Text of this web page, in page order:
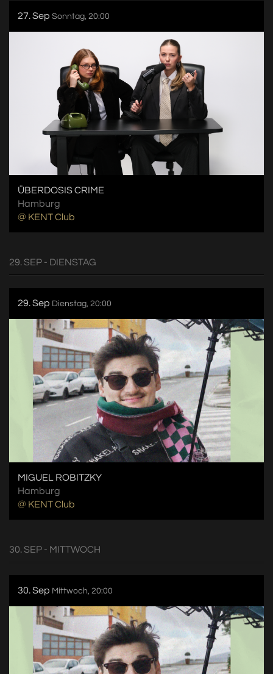
27. Sep Sonntag, 20:00
ÜBERDOSIS CRIME
Hamburg
@ KENT Club
29. SEP - DIENSTAG
29. Sep Dienstag, 20:00
MIGUEL ROBITZKY
Hamburg
@ KENT Club
30. SEP - MITTWOCH
30. Sep Mittwoch, 20:00